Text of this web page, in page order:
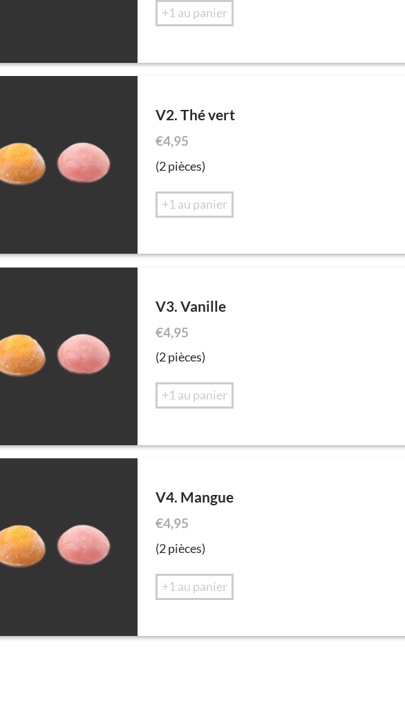
+1 au panier
V2. Thé vert
€4,95
(2 pièces)
+1 au panier
V3. Vanille
€4,95
(2 pièces)
+1 au panier
V4. Mangue
€4,95
(2 pièces)
+1 au panier